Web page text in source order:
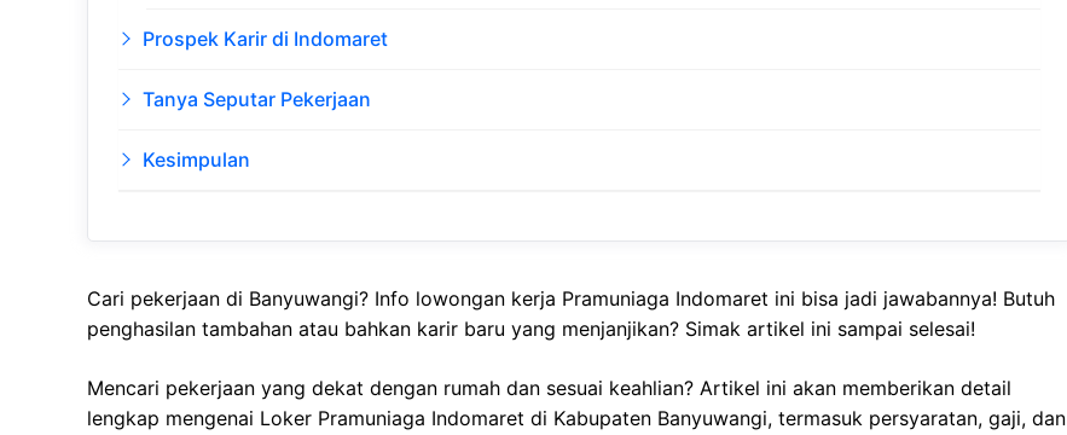
Prospek Karir di Indomaret
Tanya Seputar Pekerjaan
Kesimpulan
Cari pekerjaan di Banyuwangi? Info lowongan kerja Pramuniaga Indomaret ini bisa jadi jawabannya! Butuh
penghasilan tambahan atau bahkan karir baru yang menjanjikan? Simak artikel ini sampai selesai!
Mencari pekerjaan yang dekat dengan rumah dan sesuai keahlian? Artikel ini akan memberikan detail
lengkap mengenai Loker Pramuniaga Indomaret di Kabupaten Banyuwangi, termasuk persyaratan, gaji, dan